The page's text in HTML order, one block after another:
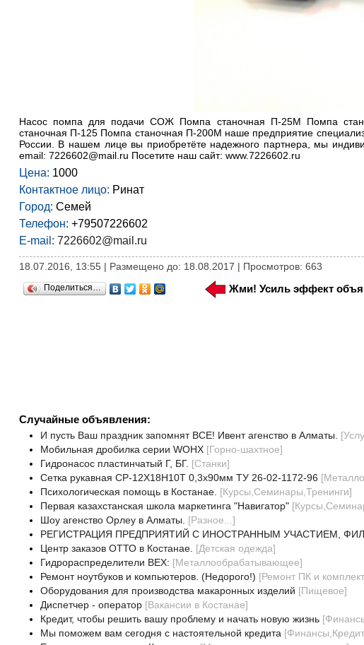
Насос помпа для подачи СОЖ Помпа станочная П-25М Помпа
станочная П-125 Помпа станочная П-200М наше предприятие
России. В нашем лице вы приобретёте надежного партнера, мы
email: 7226602@mail.ru Посетите наш сайт: www.7226602.ru
Цена: 1000
Контактное лицо: Ринат
Город: Семей
Телефон: +79507226602
E-mail: 7226602@mail.ru
18.07.2016, 13:55 | Размещено до: 18.08.2017 | Просмотров: 663
Поделиться… Жми! Усиль эффект
Случайные объявления:
И пусть Ваш праздник запомнят ВСЕ! Ивент агенство в Алматы. [
Мобильная дробилка серии WOНХ [Горно-шахтное]
Гидронасос пластинчатый Г, БГ. [Станки]
Сетка рукавная СР-12Х18Н10Т 0,3х90мм ТУ 26-02-1172-96 [
Психологическая помощь в Костанае. [Курсы,Семинары,Тренинги]
Первая казахстанская школа маркетинга "Навигатор" [
Шоу агенство Орлеу в Алматы.
[Разное... ]
РЕГИСТРАЦИЯ ПРЕДПРИЯТИЙ С ИНОСТРАННЫМ УЧАСТИЕМ,
Центр заказов ОТТО в Костанае. [Детская одежда]
Гидрораспределители ВЕХ: [Металлообрабатывающее]
Ремонт ноутбуков и компьютеров. (Недорого!) [Ремонт ПК и
Оборудования для производства макаронных изделий [Пищевое]
Диспетчер - оператор [Вакансии в Костанае]
Кредит, чтобы решить вашу проблему и начать новую жизнь [
Мы поможем вам сегодня с настоятельной кредита [